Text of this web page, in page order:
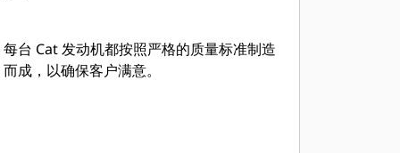
每台 Cat 发动机都按照严格的质量标准制造
而成，以确保客户满意。